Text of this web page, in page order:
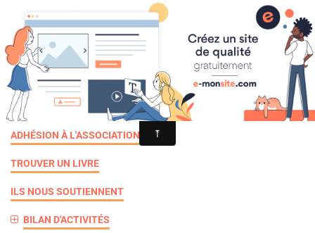
Croqu'livre
jardin
ADHÉSION À L'ASSOCIATION
TROUVER UN LIVRE
ILS NOUS SOUTIENNENT
BILAN D'ACTIVITÉS